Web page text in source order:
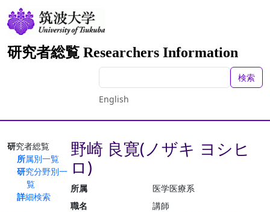
研究者総覧 Researchers Information
検索
English
研究者総覧
所属別一覧
研究分野別一
覧
詳細検索
野崎 良寛(ノザキ ヨシヒ
ロ)
所属
医学医療系
職名
講師